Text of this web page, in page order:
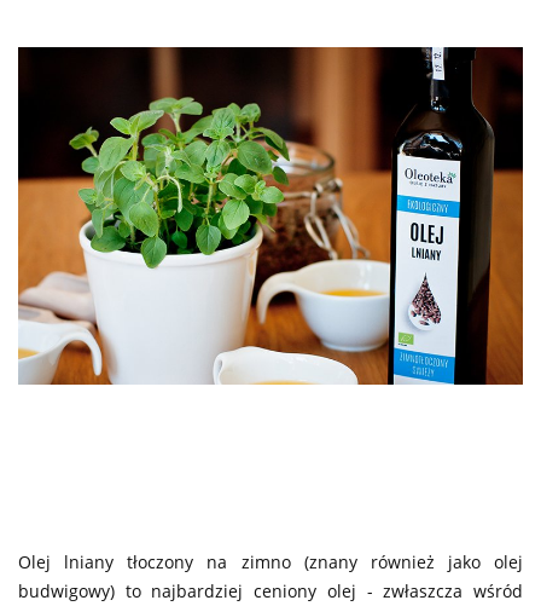
Olej lniany tłoczony na zimno (znany również jako olej
budwigowy) to najbardziej ceniony olej - zwłaszcza wśród